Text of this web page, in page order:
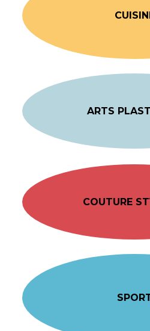
ARTS
COUTURE